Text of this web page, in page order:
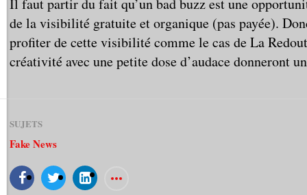
de la visibilité gratuite et organique (pas payée).
profiter de cette visibilité comme le cas de La
créativité avec une petite dose d’audace donneront
SUJETS
Fake News